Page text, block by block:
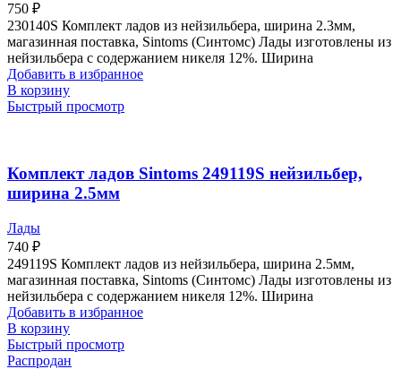
750 ₽
230140S Комплект ладов из нейзильбера, ширина 2.3мм,
магазинная поставка, Sintoms (Синтомс) Лады изготовлены из
нейзильбера с содержанием никеля 12%. Ширина
Добавить в избранное
В корзину
Быстрый просмотр
Комплект ладов Sintoms 249119S нейзильбер,
ширина 2.5мм
Лады
740 ₽
249119S Комплект ладов из нейзильбера, ширина 2.5мм,
магазинная поставка, Sintoms (Синтомс) Лады изготовлены из
нейзильбера с содержанием никеля 12%. Ширина
Добавить в избранное
В корзину
Быстрый просмотр
Распродан